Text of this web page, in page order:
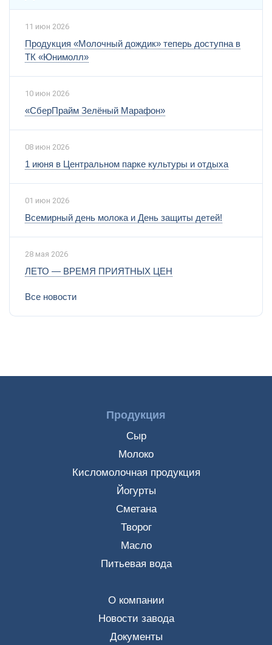
11 июн 2026
Продукция «Молочный дождик» теперь доступна в
ТК «Юнимолл»
10 июн 2026
«СберПрайм Зелёный Марафон»
08 июн 2026
1 июня в Центральном парке культуры и отдыха
01 июн 2026
Всемирный день молока и День защиты детей!
28 мая 2026
ЛЕТО — ВРЕМЯ ПРИЯТНЫХ ЦЕН
Все новости
Продукция
Сыр
Молоко
Кисломолочная продукция
Йогурты
Сметана
Творог
Масло
Питьевая вода
О компании
Новости завода
Документы